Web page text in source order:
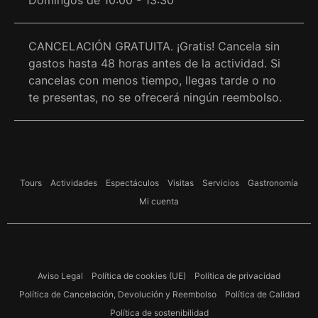
CANCELACIÓN GRATUITA. ¡Gratis! Cancela sin
gastos hasta 48 horas antes de la actividad. Si
cancelas con menos tiempo, llegas tarde o no
te presentas, no se ofrecerá ningún reembolso.
Tours Actividades Espectáculos Visitas Servicios
Gastronomía
Mi cuenta
Aviso Legal Política de cookies (UE)
Política de privacidad
Política de Cancelación, Devolución y Reembolso
Política de Calidad
Política de sostenibilidad